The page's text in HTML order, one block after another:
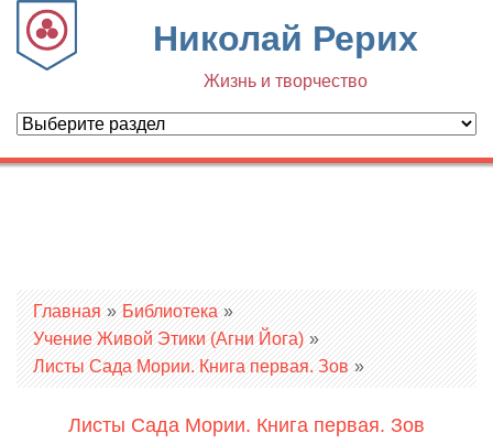
Николай Рерих
Жизнь и творчество
Вы здесь
Главная » Библиотека »
Учение Живой Этики (Агни Йога) »
Листы Сада Мории. Книга первая. Зов »
Листы Сада Мории. Книга первая. Зов